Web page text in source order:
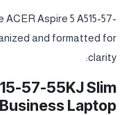
Aspire 5 A515-57-
and formatted for
clarity:
57-55KJ Slim
Business Laptop